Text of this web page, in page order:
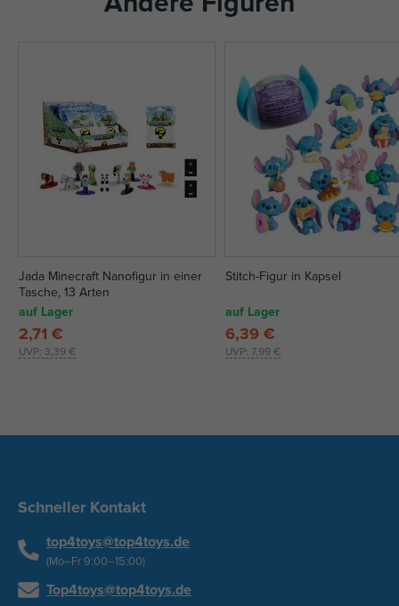
Jada Minecraft Nanofigur in einer
Tasche, 13 Arten
auf Lager
UVP: 3,39 €
2,71 €
Stitch-Figur in Kapsel
auf Lager
UVP:7,99 €
6,39 €
Schneller Kontakt
top4toys@top4toys.de
(Mo–Fr 9:00–15:00)
Top4toys@top4toys.de